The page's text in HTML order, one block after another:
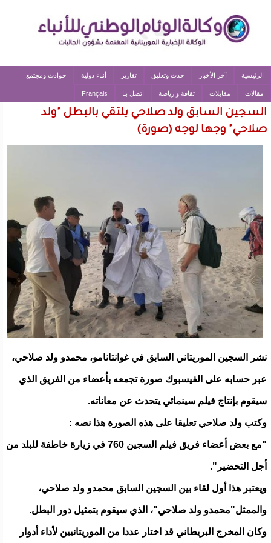
الرئيسية آخر الأخبار حدث وتعليق تقارير أنباء دولية حوادث ومجتمع
مقالات مقابلات ثقافة و رياضة اتصل بنا Français
السجين السابق ولد صلاحي يلتقي بالبطل "ولد
صلاحي" وجها لوجه (صورة)
ﻧﺸﺮ ﺍﻟﺴﺠﻴﻦ ﺍﻟﻤﻮﺭﻳﺘﺎﻧﻲ ﺍﻟﺴﺎﺑﻖ في غوانتانامو، ﻣﺤﻤﺪﻭ ﻭﻟﺪ ﺻﻼﺣﻲ،
عبر ﺣﺴﺎﺑﻪ ﻋﻠﻰ ﺍﻟﻔﻴﺴﺒﻮﻙ ﺻﻮﺭﺓ تجمعه بأعضاء ﻣﻦ ﺍﻟﻔﺮﻳﻖ ﺍﻟﺬﻱ
ﺳﻴﻘﻮﻡ ﺑﺈﻧﺘﺎﺝ ﻓﻴﻠﻢ سينمائي يتحدث عن معاناته.
ﻭﻛﺘﺐ ﻭﻟﺪ ﺻﻼﺣﻲ ﺗﻌﻠﻴﻘﺎ ﻋﻠﻰ ﻫﺬﻩ ﺍﻟﺼﻮﺭﺓ ﻫﺬﺍ ﻧﺼﻪ :
"ﻣﻊ ﺑﻌﺾ ﺃﻋﻀﺎﺀ ﻓﺮﻳﻖ ﻓﻴﻠﻢ ﺍﻟﺴﺠﻴﻦ 760 ﻓﻲ ﺯﻳﺎﺭﺓ ﺧﺎﻃﻔﺔ ﻟﻠﺒﻠﺪ ﻣﻦ
ﺃﺟﻞ ﺍﻟﺘﺤﻀﻴﺮ".
ويعتبر هذا أول لقاء بين السجين السابق محمدو ولد صلاحي،
والممثل"محمدو ولد صلاحي"، الذي سيقوم بتمثيل دور البطل.
وكان المخرج البريطاني قد اختار عددا ﻣﻦ ﺍﻟﻤﻮﺭﻳﺘﺎﻧﻴﻴﻦ لأداء أدوار